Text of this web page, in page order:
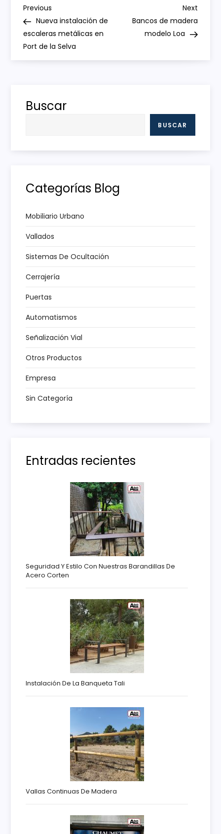
N
a
v
g
c
ó
n
d
e
e
n
t
r
a
d
a
s
Previous
Post
Previous
Nueva instalación de
escaleras metálicas en
Port de la Selva
Next
Post
Next
Bancos de madera
modelo Loa
Buscar
BUSCAR
Categorías Blog
Mobiliario Urbano
Vallados
Sistemas De Ocultación
Cerrajería
Puertas
Automatismos
Señalización Vial
Otros Productos
Empresa
Sin Categoría
Entradas recientes
Seguridad Y Estilo Con Nuestras Barandillas De
Acero Corten
Instalación De La Banqueta Tali
Vallas Continuas De Madera